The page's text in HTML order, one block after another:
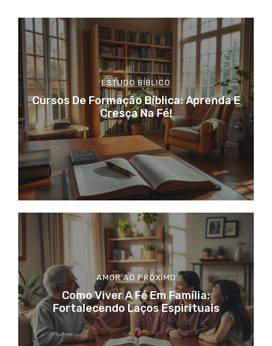
ESTUDO BÍBLICO
Cursos De Formação Bíblica: Aprenda E
Cresça Na Fé!
AMOR AO PRÓXIMO
Como Viver A Fé Em Família:
Fortalecendo Laços Espirituais